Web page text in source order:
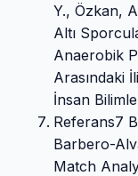
Y., Özkan,
Altı
Anaerobik
Arasındaki
İnsan
Referans7
Barbero-
Match